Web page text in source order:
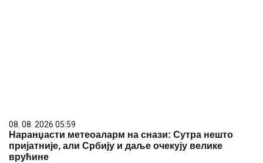
08. 08. 2026 05:59
Наранџасти метеоаларм на снази: Сутра нешто
пријатније, али Србију и даље очекују велике
врућине